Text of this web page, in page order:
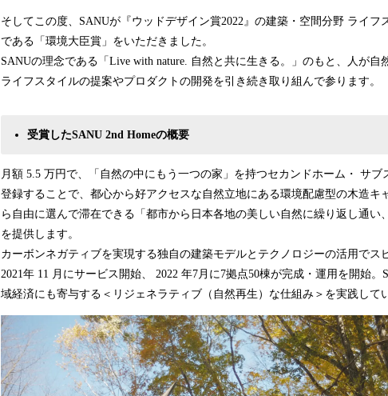
そしてこの度、SANUが『ウッドデザイン賞2022』の建築・空間分野 ライ
である「環境大臣賞」をいただきました。
SANUの理念である「Live with nature. 自然と共に生きる。」のもと、⼈が
ライフスタイルの提案やプロダクトの開発を引き続き取り組んで参ります。
受賞したSANU 2nd Homeの概要
月額 5.5 万円で、「自然の中にもう一つの家」を持つセカンドホーム・ サ
登録することで、都心から好アクセスな自然立地にある環境配慮型の木造キ
ら自由に選んで滞在できる「都市から日本各地の美しい自然に繰り返し通い
を提供します。
カーボンネガティブを実現する独自の建築モデルとテクノロジーの活用でス
2021年 11 月にサービス開始、 2022 年7月に7拠点50棟が完成・運用を開始
域経済にも寄与する＜リジェネラティブ（自然再生）な仕組み＞を実践して